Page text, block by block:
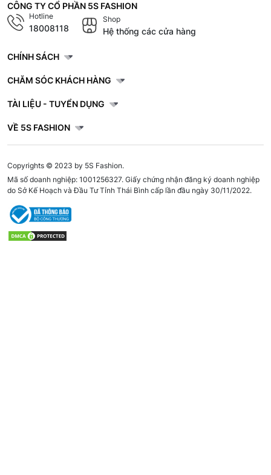
CÔNG TY CỔ PHẦN 5S FASHION
Hotline
18008118
Shop
Hệ thống các cửa hàng
CHÍNH SÁCH
CHĂM SÓC KHÁCH HÀNG
TÀI LIỆU - TUYỂN DỤNG
VỀ 5S FASHION
Copyrights © 2023 by 5S Fashion.
Mã số doanh nghiệp: 1001256327. Giấy chứng nhận đăng ký doanh nghiệp
do Sở Kế Hoạch và Đầu Tư Tỉnh Thái Bình cấp lần đầu ngày 30/11/2022.